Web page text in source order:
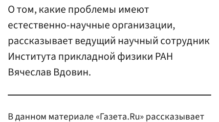
О том, какие проблемы имеют
естественно-научные организации,
рассказывает ведущий научный сотрудник
Института прикладной физики РАН
Вячеслав Вдовин.
В данном материале «Газета.Ru» рассказывает